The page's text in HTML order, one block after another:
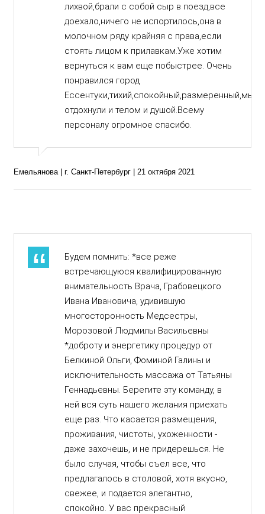
лихвой,брали с собой сыр в поезд,все
доехало,ничего не испортилось,она в
молочном ряду крайняя с права,если
стоять лицом к прилавкам.Уже хотим
вернуться к вам еще побыстрее. Очень
понравился город
Ессентуки,тихий,спокойный,размеренный,мы
отдохнули и телом и душой.Всему
персоналу огромное спасибо.
Емельянова | г. Санкт-Петербург | 21 октября 2021
Будем помнить: *все реже
встречающуюся квалифицированную
внимательность Врача, Грабовецкого
Ивана Ивановича, удивившую
многосторонность Медсестры,
Морозовой Людмилы Васильевны
*доброту и энергетику процедур от
Белкиной Ольги, Фоминой Галины и
исключительность массажа от Татьяны
Геннадьевны. Берегите эту команду, в
ней вся суть нашего желания приехать
еще раз. Что касается размещения,
проживания, чистоты, ухоженности -
даже захочешь, и не придерешься. Не
было случая, чтобы съел все, что
предлагалось в столовой, хотя вкусно,
свежее, и подается элегантно,
спокойно. У вас прекрасный